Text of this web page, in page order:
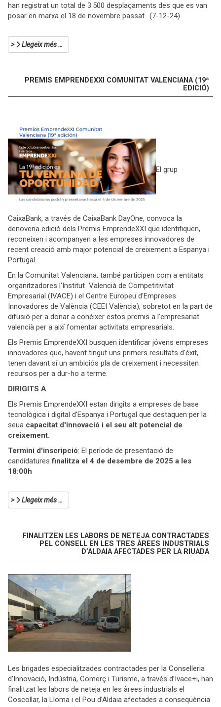
han registrat un total de 3.500 desplaçaments des que es van
posar en marxa el 18 de novembre passat.. (7-12-24)
Llegeix més …
PREMIS EMPRENDEXXI COMUNITAT VALENCIANA (19ª
EDICIÓ)
El grup
CaixaBank, a través de CaixaBank DayOne, convoca la
denovena edició dels Premis EmprendeXXI que identifiquen,
reconeixen i acompanyen a les empreses innovadores de
recent creació amb major potencial de creixement a Espanya i
Portugal.
En la Comunitat Valenciana, també participen com a entitats
organitzadores l'Institut Valencià de Competitivitat
Empresarial (IVACE) i el Centre Europeu d'Empreses
Innovadores de València (CEEI València), sobretot en la part de
difusió per a donar a conéixer estos premis a l'empresariat
valencià per a així fomentar activitats empresarials.
Els Premis EmprendeXXI busquen identificar jóvens empreses
innovadores que, havent tingut uns primers resultats d'èxit,
tenen davant sí un ambiciós pla de creixement i necessiten
recursos per a dur-ho a terme.
DIRIGITS A
Els Premis EmprendeXXI estan dirigits a empreses de base
tecnològica i digital d'Espanya i Portugal que destaquen per la
seua capacitat d'innovació i el seu alt potencial de
creixement.
Termini d'inscripció: El període de presentació de
candidaturesfinalitza el 4 de desembre de 2025 a les
18:00h
Llegeix més …
FINALITZEN LES LABORS DE NETEJA CONTRACTADES
PEL CONSELL EN LES TRES ÀREES INDUSTRIALS
D’ALDAIA AFECTADES PER LA RIUADA
Les brigades especialitzades contractades per la Conselleria
d’Innovació, Indústria, Comerç i Turisme, a través d’Ivace+i, han
finalitzat les labors de neteja en les àrees industrials el
Coscollar, la Lloma i el Pou d’Aldaia afectades a conseqüència